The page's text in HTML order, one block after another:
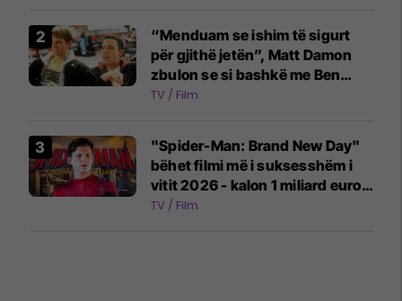
“Menduam se ishim të sigurt
për gjithë jetën”, Matt Damon
zbulon se si bashkë me Ben
Affleck mbetën pa para pas
TV / Film
"Spider-Man: Brand New Day"
bëhet filmi më i suksesshëm i
vitit 2026 - kalon 1 miliard euro
fitime
TV / Film